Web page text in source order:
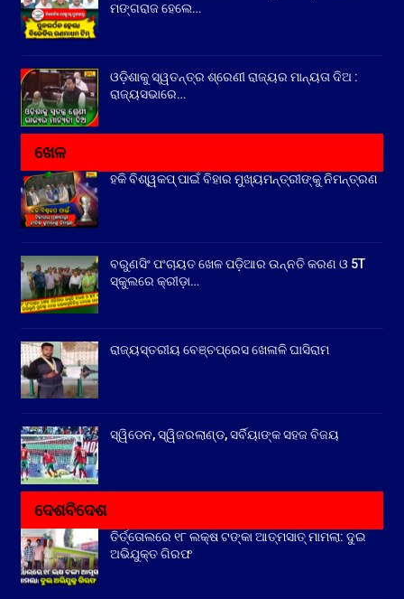
ମଙ୍ଗରାଜ ହେଲେ…
ଓଡ଼ିଶାକୁ ସ୍ୱତନ୍ତ୍ର ଶ୍ରେଣୀ ରାଜ୍ୟର ମାନ୍ୟତା ଦିଅ :
ରାଜ୍ୟସଭାରେ…
ଖେଳ
ହକି ବିଶ୍ୱକପ୍ ପାଇଁ ବିହାର ମୁଖ୍ୟମନ୍ତ୍ରୀଙ୍କୁ ନିମନ୍ତ୍ରଣ
ବରୁଣସିଂ ପଂଚାୟତ ଖେଳ ପଡ଼ିଆର ଉନ୍ନତି କରଣ ଓ 5T
ସ୍କୁଲରେ କ୍ରୀଡ଼ା…
ରାଜ୍ୟସ୍ତରୀୟ ବେଞ୍ଚପ୍ରେସ ଖେଳାଳି ଘାସିରାମ
ସ୍ୱିଡେନ, ସ୍ୱିଜରଲାଣ୍ଡ, ସର୍ବିୟାଙ୍କ ସହଜ ବିଜୟ
ଦେଶବିଦେଶ
ତିର୍ତ୍ତୋଲରେ ୧୮ ଲକ୍ଷ ଟଙ୍କା ଆତ୍ମସାତ୍ ମାମଲା: ଦୁଇ
ଅଭିଯୁକ୍ତ ଗିରଫ